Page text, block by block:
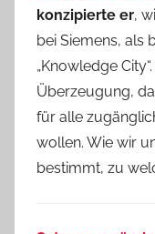
konzipierte er,
bei Siemens, als
„Knowledge
Überzeugung,
für alle
wollen. Wie wir
bestimmt, zu